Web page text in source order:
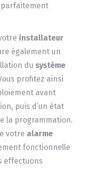
parfaitement
installateur
également un
du système
profitez ainsi
avant
puis d’un état
la programmation.
votre alarme
fonctionnelle
effectuons